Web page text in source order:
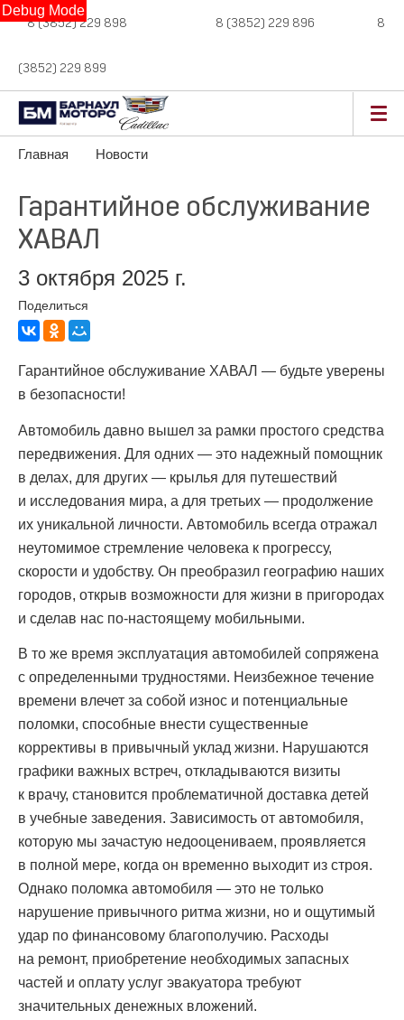
Debug Mode
8 (3852) 229 898 8 (3852) 229 896 8
(3852) 229 899
Главная Новости
Гарантийное обслуживание
ХАВАЛ
3 октября 2025 г.
Поделиться
Гарантийное обслуживание ХАВАЛ — будьте уверены
в безопасности!
Автомобиль давно вышел за рамки простого средства
передвижения. Для одних — это надежный помощник
в делах, для других — крылья для путешествий
и исследования мира, а для третьих — продолжение
их уникальной личности. Автомобиль всегда отражал
неутомимое стремление человека к прогрессу,
скорости и удобству. Он преобразил географию наших
городов, открыв возможности для жизни в пригородах
и сделав нас по-настоящему мобильными.
В то же время эксплуатация автомобилей сопряжена
с определенными трудностями. Неизбежное течение
времени влечет за собой износ и потенциальные
поломки, способные внести существенные
коррективы в привычный уклад жизни. Нарушаются
графики важных встреч, откладываются визиты
к врачу, становится проблематичной доставка детей
в учебные заведения. Зависимость от автомобиля,
которую мы зачастую недооцениваем, проявляется
в полной мере, когда он временно выходит из строя.
Однако поломка автомобиля — это не только
нарушение привычного ритма жизни, но и ощутимый
удар по финансовому благополучию. Расходы
на ремонт, приобретение необходимых запасных
частей и оплату услуг эвакуатора требуют
значительных денежных вложений.